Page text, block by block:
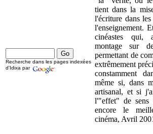
tient dans la
l'écriture dans
l'enseignement.
cinéastes qui,
montage sur
permettant de
extrêmement
constamment
même si, dans
artisanal, et si
l'"effet" de
encore le
cinéma, Avril
Recherche dans les pages indexées
d'Idixa par